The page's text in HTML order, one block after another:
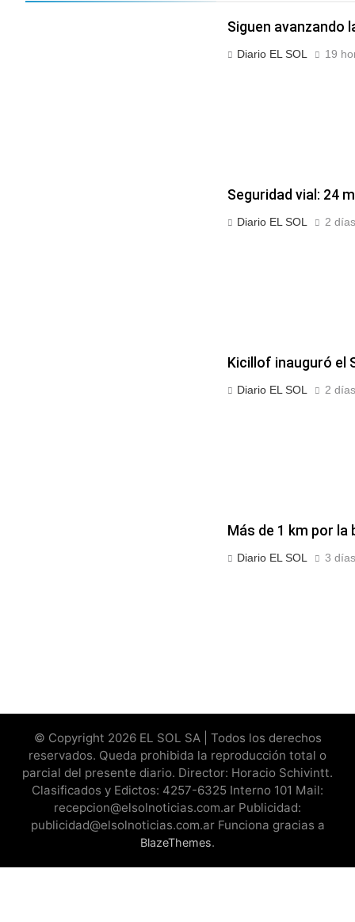
Siguen avanzando
Diario EL SOL 19
Seguridad vial: 24
Diario EL SOL 2
Kicillof inauguró el
Diario EL SOL 2
Más de 1 km por
Diario EL SOL 3
© Copyright 2026 EL SOL SA | Todos los derechos
reservados. Queda prohibida la reproducción total o
parcial del presente diario. Director: Horacio Schivintt.
Clasificados y Edictos: 4257-6325 Interno 101 Mail:
recepcion@elsolnoticias.com.ar Publicidad:
publicidad@elsolnoticias.com.ar Funciona gracias a
BlazeThemes.